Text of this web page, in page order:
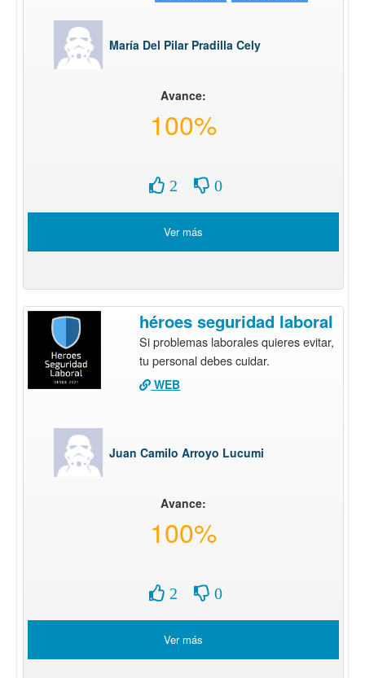
María Del Pilar Pradilla Cely
Avance:
100%
2 0
Ver más
héroes seguridad laboral
Si problemas laborales quieres evitar,
tu personal debes cuidar.
WEB
Juan Camilo Arroyo Lucumi
Avance:
100%
2 0
Ver más